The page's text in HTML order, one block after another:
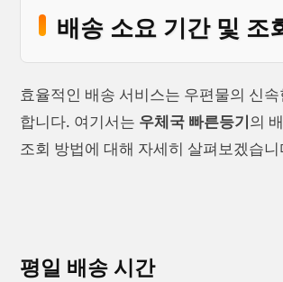
배송 소요 기간 및 조
효율적인 배송 서비스는 우편물의 신
합니다. 여기서는 우체국 빠른등기의
조회 방법에 대해 자세히 살펴보겠습니
평일 배송 시간